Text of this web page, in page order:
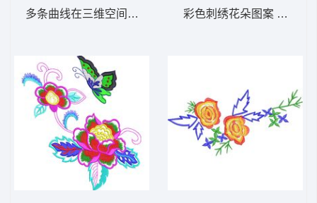
多条曲线在三维空间中交织 牛仔裤后袋图案彩色刺绣花朵图案 花朵图